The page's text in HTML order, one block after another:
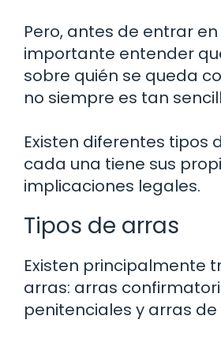
Pero, antes de entrar
importante entender
sobre quién se queda
no siempre es tan
Existen diferentes tipos
cada una tiene sus
implicaciones legales.
Tipos de arras
Existen principalmente
arras: arras
penitenciales y arras